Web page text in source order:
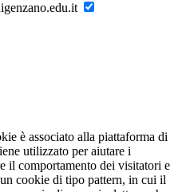
è associato alla piattaforma di
utilizzato per aiutare i
il comportamento dei visitatori e
cookie di tipo pattern, in cui il